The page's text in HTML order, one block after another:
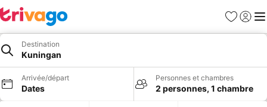
Favoris
Se
Destination
Kuningan
Arrivée/départ
Dates
Personnes et chambres
2 personnes, 1 chambre